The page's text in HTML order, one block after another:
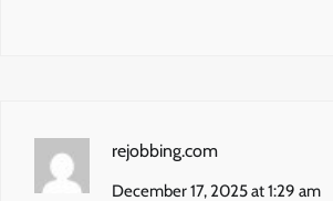
rejobbing.com
December 17, 2025 at 1:29 am